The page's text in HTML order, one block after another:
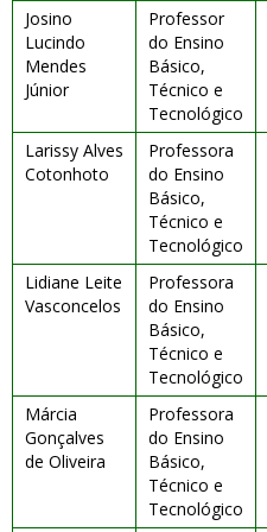
Josino
Lucindo
Mendes
Júnior
Professor
do Ensino
Básico,
Técnico e
Tecnológico
Larissy Alves
Cotonhoto
Professora
do Ensino
Básico,
Técnico e
Tecnológico
Lidiane Leite
Vasconcelos
Professora
do Ensino
Básico,
Técnico e
Tecnológico
Márcia
Gonçalves
de Oliveira
Professora
do Ensino
Básico,
Técnico e
Tecnológico